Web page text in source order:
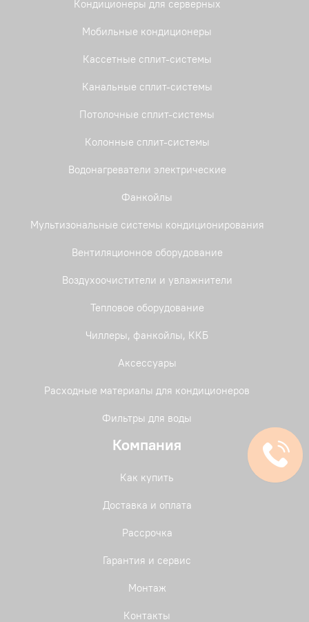
Кондиционеры для серверных
Мобильные кондиционеры
Кассетные сплит-системы
Канальные сплит-системы
Потолочные сплит-системы
Колонные сплит-системы
Водонагреватели электрические
Фанкойлы
Мультизональные системы кондиционирования
Вентиляционное оборудование
Воздухоочистители и увлажнители
Тепловое оборудование
Чиллеры, фанкойлы, ККБ
Аксессуары
Расходные материалы для кондиционеров
Фильтры для воды
Компания
Как купить
Доставка и оплата
Рассрочка
Гарантия и сервис
Монтаж
Контакты